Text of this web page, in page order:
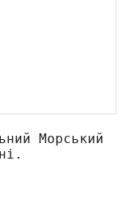
Морський